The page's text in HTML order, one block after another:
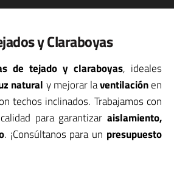
y Claraboyas
de tejado y claraboyas, ideales
natural y mejorar laventilaciónen
techos inclinados. Trabajamos con
para garantizar aislamiento,
. ¡Consúltanos para un presupuesto